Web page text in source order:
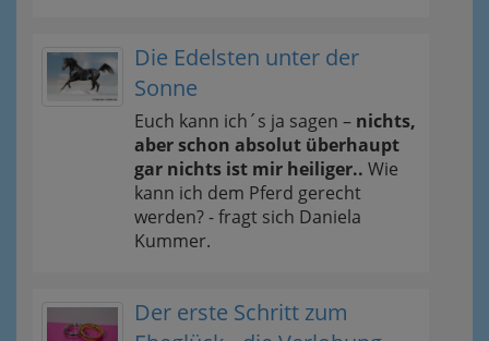
Die Edelsten unter der
Sonne
Euch kann ich´s ja sagen – nichts,
aber schon absolut überhaupt
gar nichts ist mir heiliger.. Wie
kann ich dem Pferd gerecht
werden? - fragt sich Daniela
Kummer.
Der erste Schritt zum